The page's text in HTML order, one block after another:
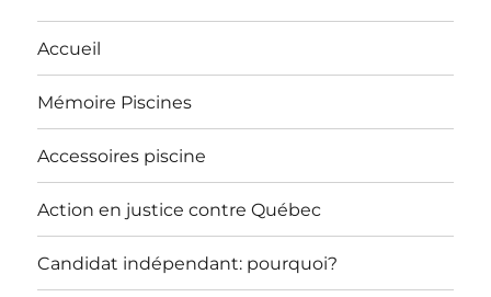
Accueil
Mémoire Piscines
Accessoires piscine
Action en justice contre Québec
Candidat indépendant: pourquoi?